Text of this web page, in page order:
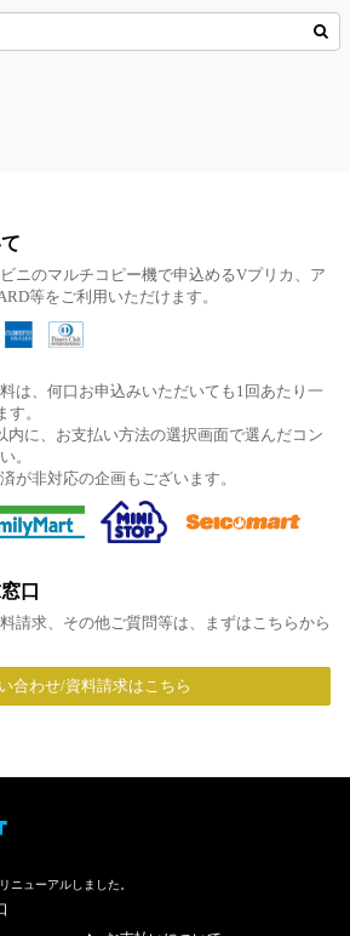
ニのマルチコピー機で申込めるVプリカ、ア
等をご利用いただけます。
は、何口お申込みいただいても1回あたり一
。
内に、お支払い方法の選択画面で選んだコン
。
が非対応の企画もございます。
口
請求、その他ご質問等は、まずはこちらから
合わせ/資料請求はこちら
ニューアルしました。